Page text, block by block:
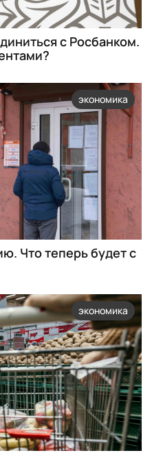
с Росбанком.
экономика
Что теперь будет с
экономика